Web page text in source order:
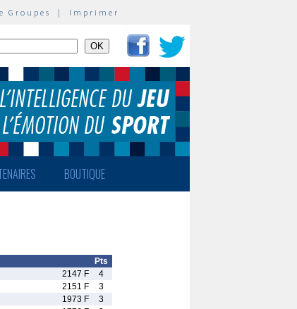
Groupes | Imprimer
BOUTIQUE
Pts
2147 F
4
2151 F
3
1973 F
3